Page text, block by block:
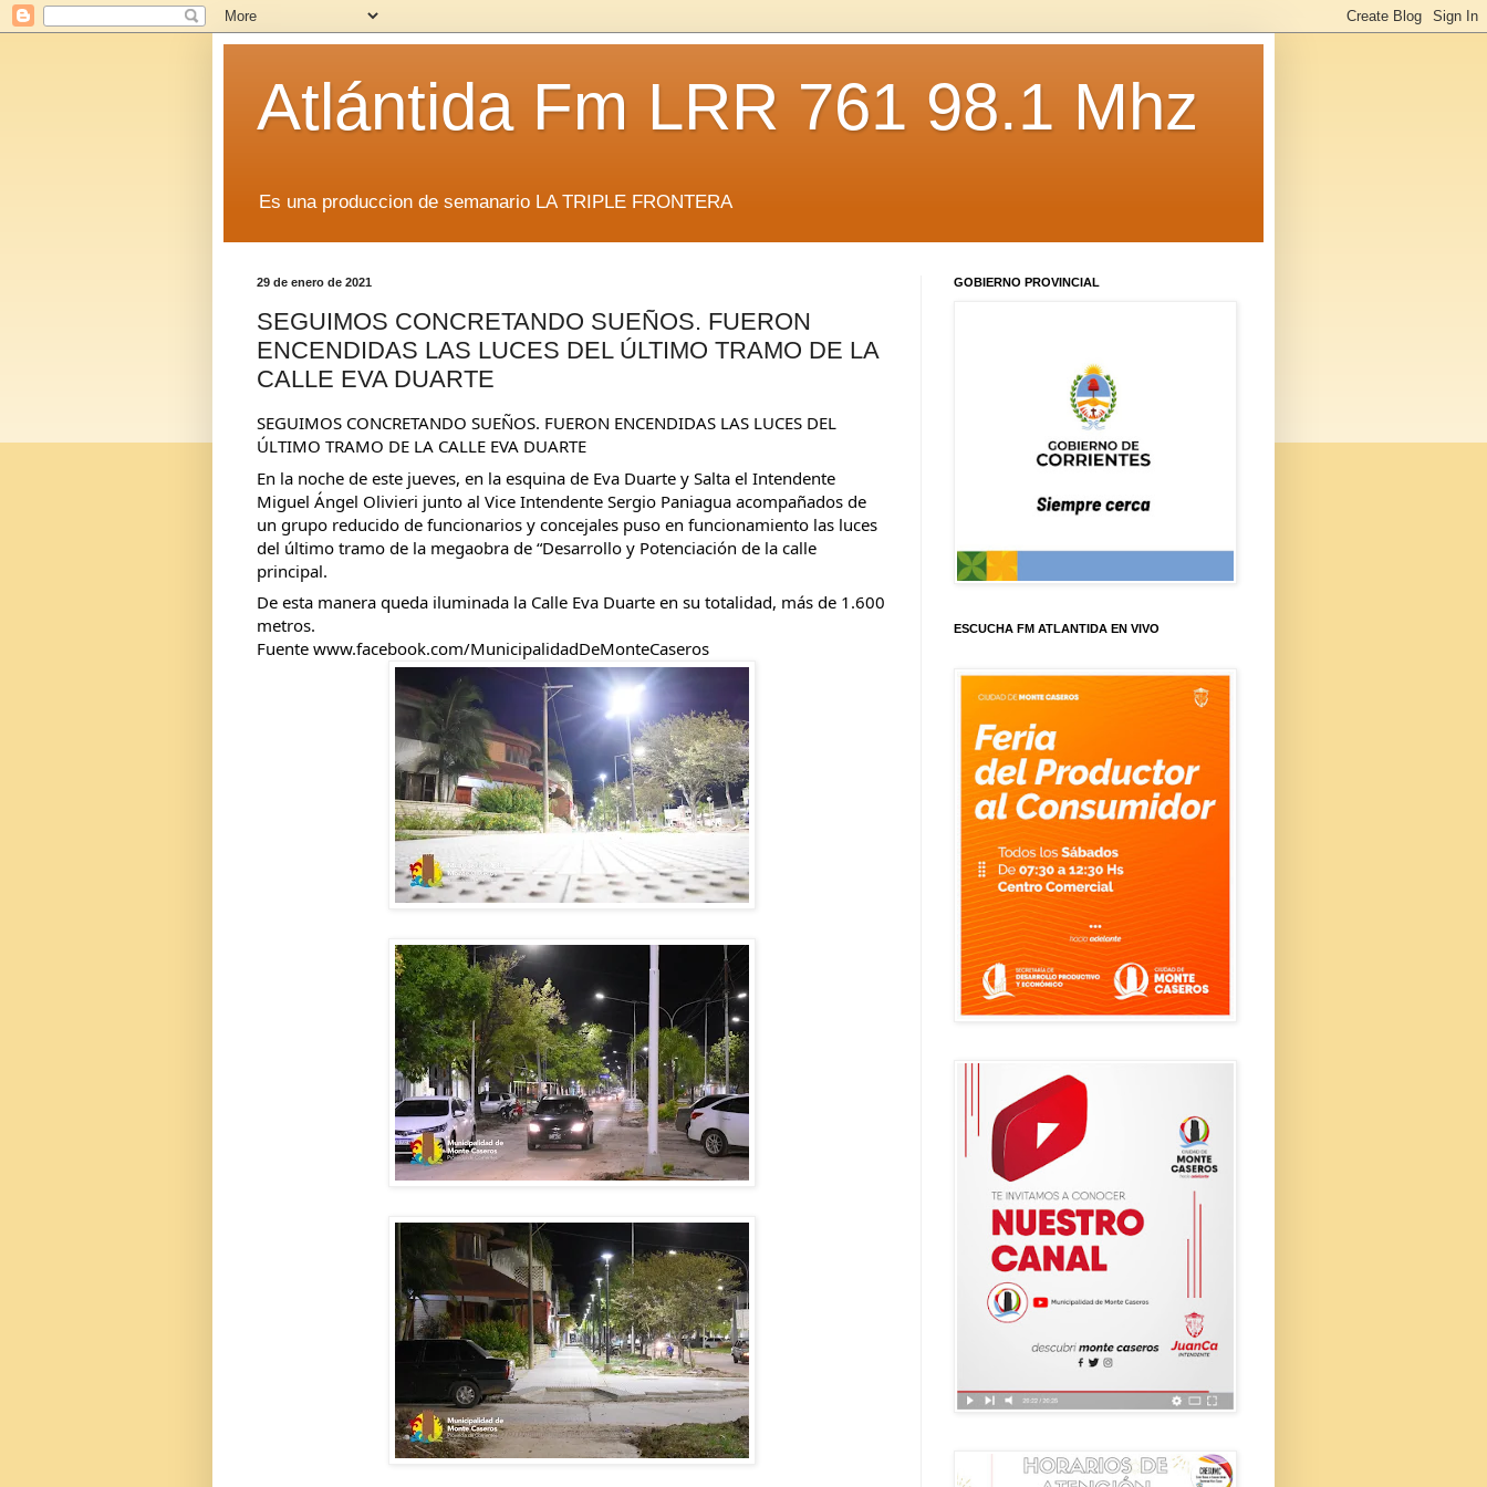
Atlántida Fm LRR 761 98.1 Mhz
Es una produccion de semanario LA TRIPLE FRONTERA
29 de enero de 2021
SEGUIMOS CONCRETANDO SUEÑOS. FUERON
ENCENDIDAS LAS LUCES DEL ÚLTIMO TRAMO DE LA
CALLE EVA DUARTE
SEGUIMOS CONCRETANDO SUEÑOS. FUERON ENCENDIDAS LAS LUCES DEL
ÚLTIMO TRAMO DE LA CALLE EVA DUARTE
En la noche de este jueves, en la esquina de Eva Duarte y Salta el Intendente
Miguel Ángel Olivieri junto al Vice Intendente Sergio Paniagua acompañados de
un grupo reducido de funcionarios y concejales puso en funcionamiento las luces
del último tramo de la megaobra de “Desarrollo y Potenciación de la calle
principal.
De esta manera queda iluminada la Calle Eva Duarte en su totalidad, más de 1.600
metros.
Fuente www.facebook.com/MunicipalidadDeMonteCaseros
GOBIERNO PROVINCIAL
ESCUCHA FM ATLANTIDA EN VIVO